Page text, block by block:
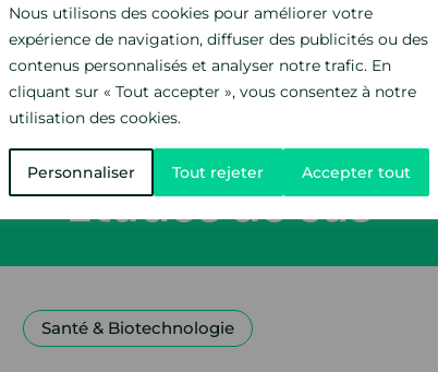
Nous utilisons des cookies pour améliorer votre
expérience de navigation, diffuser des publicités ou des
contenus personnalisés et analyser notre trafic. En
cliquant sur « Tout accepter », vous consentez à notre
utilisation des cookies.
Personnaliser Tout rejeter Accepter tout
Success stories
Études de cas
Santé & Biotechnologie